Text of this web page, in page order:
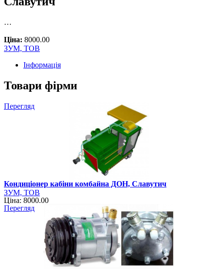
…
Ціна: 8000.00
ЗУМ, ТОВ
Інформація
Товари фірми
Перегляд
Кондиціонер кабіни комбайна ДОН, Славутич
ЗУМ, ТОВ
Ціна: 8000.00
Перегляд